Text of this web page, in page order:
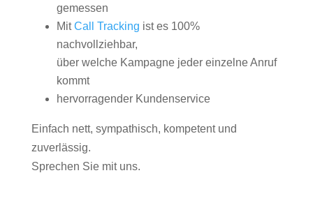
gemessen
MitCall Tracking ist es 100%
nachvollziehbar,
über welche Kampagne jeder einzelne Anruf
kommt
hervorragender Kundenservice
Einfach nett, sympathisch, kompetent und
zuverlässig.
Sprechen Sie mit uns.